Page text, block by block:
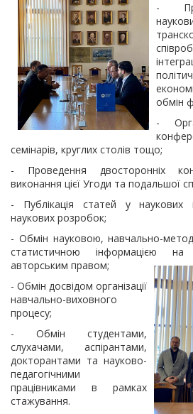
-
обмін
-
семінарів, круглих столів тощо;
- Проведення двосторонніх
виконання цієї Угоди та подальшої
- Публікація статей у наукових
наукових розробок;
- Обмін науковою, навчально-
статистичною інформацією на
авторським правом;
- Обмін досвідом організації
навчально-виховного
процесу;
- Обмін студентами,
слухачами, аспірантами,
докторантами та науково-
педагогічними
працівниками в рамках
стажування.